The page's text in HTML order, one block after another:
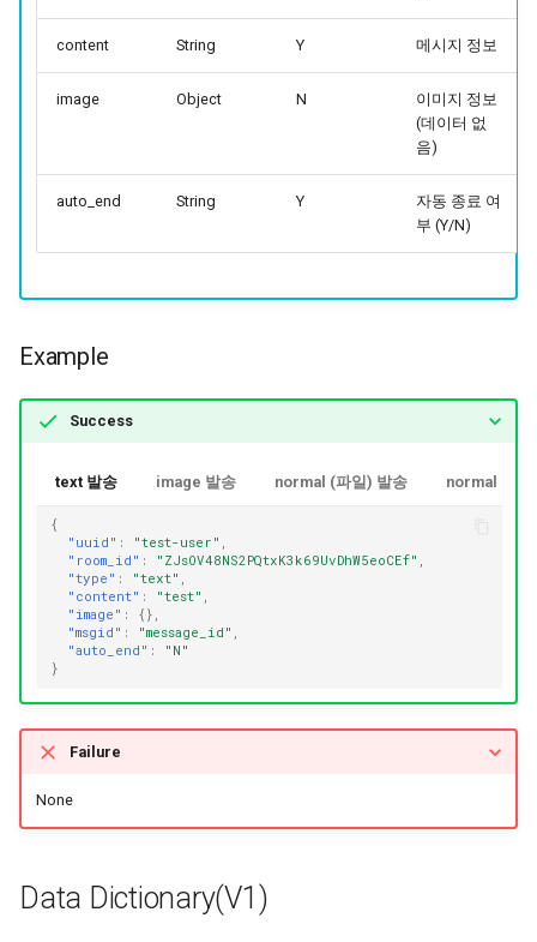
content String Y 메시지 정보
image Object N
이미지 정보
(데이터 없
음)
auto_end String Y
자동 종료 여
부 (Y/N)
Example
Success
text 발송 image 발송 normal (파일) 발송 normal (텍
{
"uuid" : "test-user" ,
"room_id" : "ZJsOV48NS2PQtxK3k69UvDhW5eoCEf" ,
"type" : "text" ,
"content" : "test" ,
"image" :
{},
"msgid" : "message_id" ,
"auto_end" :
"N"
}
Failure
None
Data Dictionary(V1)